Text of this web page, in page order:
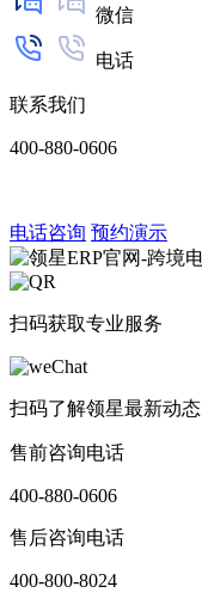
微信
电话
联系我们
400-880-0606
电话咨询 预约演示
扫码获取专业服务
扫码了解领星最新动态
售前咨询电话
400-880-0606
售后咨询电话
400-800-8024